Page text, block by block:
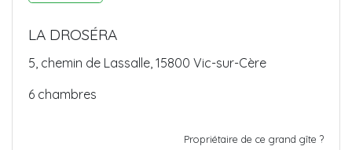
LA DROSÉRA
5, chemin de Lassalle, 15800 Vic-sur-Cère
6 chambres
Propriétaire de ce grand gîte ?